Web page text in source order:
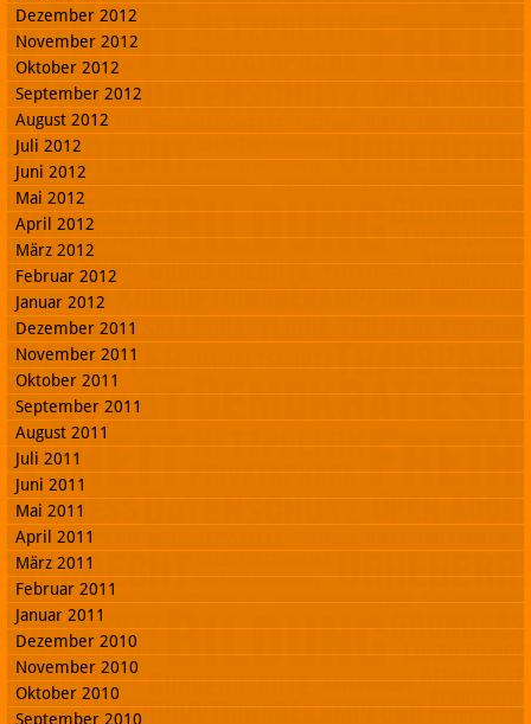
Dezember 2012
November 2012
Oktober 2012
September 2012
August 2012
Juli 2012
Juni 2012
Mai 2012
April 2012
März 2012
Februar 2012
Januar 2012
Dezember 2011
November 2011
Oktober 2011
September 2011
August 2011
Juli 2011
Juni 2011
Mai 2011
April 2011
März 2011
Februar 2011
Januar 2011
Dezember 2010
November 2010
Oktober 2010
September 2010